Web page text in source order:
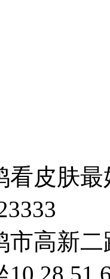
看皮肤
市高新二